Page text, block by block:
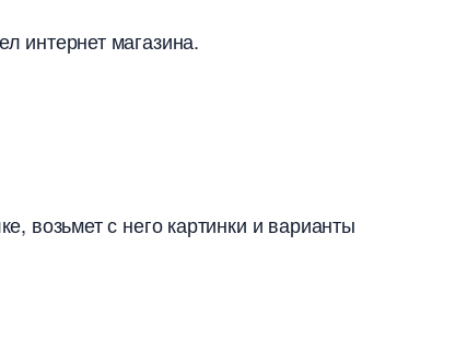
интернет магазина.
возьмет с него картинки и варианты